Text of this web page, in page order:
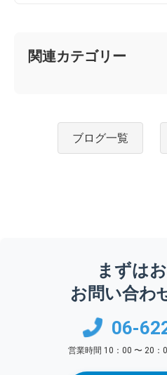
関連カテゴリー
ブログ一覧
まずは
お問い合わ
06-
営業時間 10：00 〜 20：